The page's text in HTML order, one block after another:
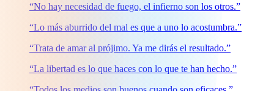
“No hay necesidad de fuego, el infierno son los otros.”
“Lo más aburrido del mal es que a uno lo acostumbra.”
“Trata de amar al prójimo. Ya me dirás el resultado.”
“La libertad es lo que haces con lo que te han hecho.”